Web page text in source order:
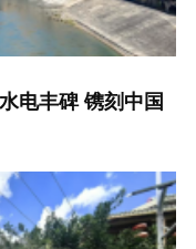
电丰碑 镌刻中国